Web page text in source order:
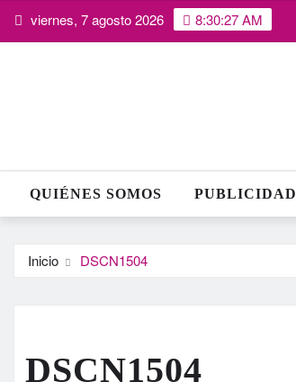
Saltar viernes, 7 agosto 2026 8:30:27 AM
QUIÉNES SOMOS PUBLICIDAD
Inicio DSCN1504
DSCN1504